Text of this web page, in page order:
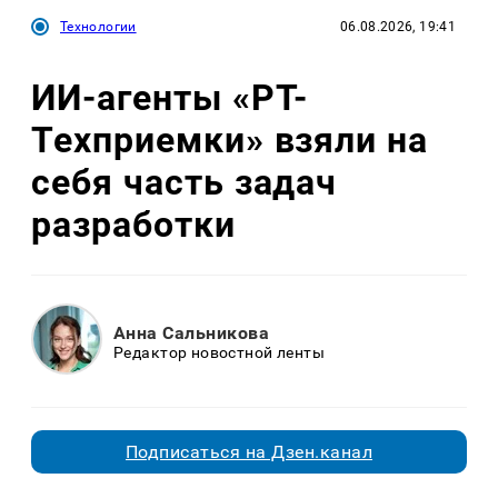
Технологии 06.08.2026, 19:41
ИИ-агенты «РТ-
Техприемки» взяли на
себя часть задач
разработки
Анна Сальникова
Редактор новостной ленты
Подписаться на Дзен.канал